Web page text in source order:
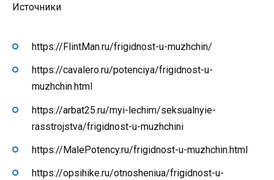
Источники
https://FlintMan.ru/frigidnost-u-muzhchin/
https://cavalero.ru/potenciya/frigidnost-u-
muzhchin.html
https://arbat25.ru/myi-lechim/seksualnyie-
rasstrojstva/frigidnost-u-muzhchini
https://MalePotency.ru/frigidnost-u-muzhchin.html
https://opsihike.ru/otnosheniua/frigidnost-u-